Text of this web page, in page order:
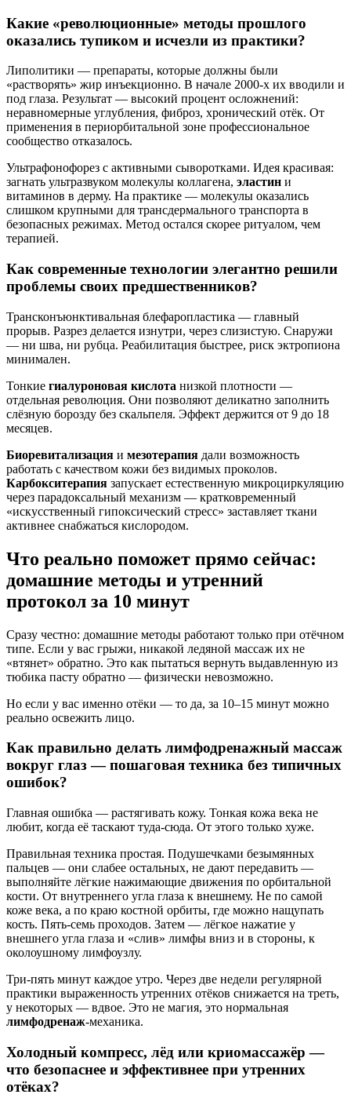
Какие «революционные» методы прошлого
оказались тупиком и исчезли из практики?
Липолитики — препараты, которые должны были
«растворять» жир инъекционно. В начале 2000-х их вводили и
под глаза. Результат — высокий процент осложнений:
неравномерные углубления, фиброз, хронический отёк. От
применения в периорбитальной зоне профессиональное
сообщество отказалось.
Ультрафонофорез с активными сыворотками. Идея красивая:
загнать ультразвуком молекулы коллагена, эластин и
витаминов в дерму. На практике — молекулы оказались
слишком крупными для трансдермального транспорта в
безопасных режимах. Метод остался скорее ритуалом, чем
терапией.
Как современные технологии элегантно решили
проблемы своих предшественников?
Трансконъюнктивальная блефаропластика — главный
прорыв. Разрез делается изнутри, через слизистую. Снаружи
— ни шва, ни рубца. Реабилитация быстрее, риск эктропиона
минимален.
Тонкие гиалуроновая кислота низкой плотности —
отдельная революция. Они позволяют деликатно заполнить
слёзную борозду без скальпеля. Эффект держится от 9 до 18
месяцев.
Биоревитализация и мезотерапия дали возможность
работать с качеством кожи без видимых проколов.
Карбокситерапия запускает естественную микроциркуляцию
через парадоксальный механизм — кратковременный
«искусственный гипоксический стресс» заставляет ткани
активнее снабжаться кислородом.
Что реально поможет прямо сейчас:
домашние методы и утренний
протокол за 10 минут
Сразу честно: домашние методы работают только при отёчном
типе. Если у вас грыжи, никакой ледяной массаж их не
«втянет» обратно. Это как пытаться вернуть выдавленную из
тюбика пасту обратно — физически невозможно.
Но если у вас именно отёки — то да, за 10–15 минут можно
реально освежить лицо.
Как правильно делать лимфодренажный массаж
вокруг глаз — пошаговая техника без типичных
ошибок?
Главная ошибка — растягивать кожу. Тонкая кожа века не
любит, когда её таскают туда-сюда. От этого только хуже.
Правильная техника простая. Подушечками безымянных
пальцев — они слабее остальных, не дают передавить —
выполняйте лёгкие нажимающие движения по орбитальной
кости. От внутреннего угла глаза к внешнему. Не по самой
коже века, а по краю костной орбиты, где можно нащупать
кость. Пять-семь проходов. Затем — лёгкое нажатие у
внешнего угла глаза и «слив» лимфы вниз и в стороны, к
околоушному лимфоузлу.
Три-пять минут каждое утро. Через две недели регулярной
практики выраженность утренних отёков снижается на треть,
у некоторых — вдвое. Это не магия, это нормальная
лимфодренаж-механика.
Холодный компресс, лёд или криомассажёр —
что безопаснее и эффективнее при утренних
отёках?